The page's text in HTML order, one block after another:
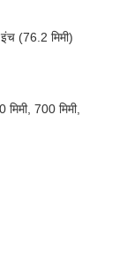
(76.2 मिमी)
700 मिमी,